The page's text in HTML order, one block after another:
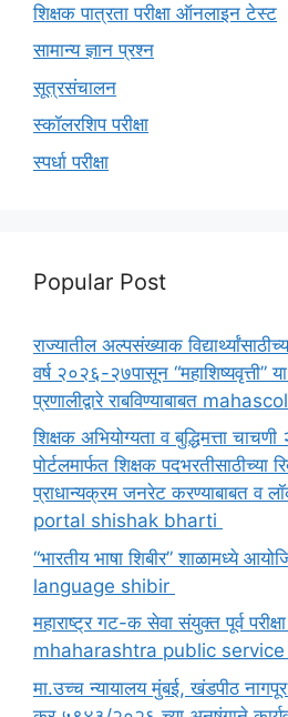
शिक्षक पात्रता परीक्षा ऑनलाइन टेस्ट
सामान्य ज्ञान प्रश्न
सूत्रसंचालन
स्कॉलरशिप परीक्षा
स्पर्धा परीक्षा
Popular Post
राज्यातील अल्पसंख्याक
वर्ष २०२६-२७पासून “महाशिष्यवृत्ती”
प्रणालीद्वारे राबविण्याबाबत
शिक्षक अभियोग्यता व बुद्धिमत्ता
पोर्टलमार्फत शिक्षक पदभरतीसाठीच्या
प्राधान्यक्रम जनरेट करण्याबाबत व
portal shishak bharti
“भारतीय भाषा शिबीर” शाळामध्ये
language shibir
महाराष्ट्र गट-क सेवा संयुक्त पूर्व
mhaharashtra public
मा.उच्च न्यायालय मुंबई, खंडपीठ